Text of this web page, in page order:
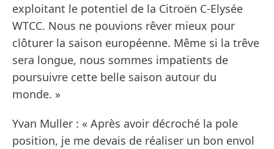
exploitant le potentiel de la Citroën C-Elysée
WTCC. Nous ne pouvions rêver mieux pour
clôturer la saison européenne. Même si la trêve
sera longue, nous sommes impatients de
poursuivre cette belle saison autour du
monde. »
Yvan Muller : « Après avoir décroché la pole
position, je me devais de réaliser un bon envol